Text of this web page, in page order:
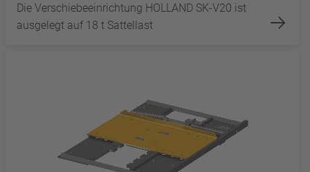
Die Verschiebeeinrichtung HOLLAND SK-V20 ist
ausgelegt auf 18 t Sattellast